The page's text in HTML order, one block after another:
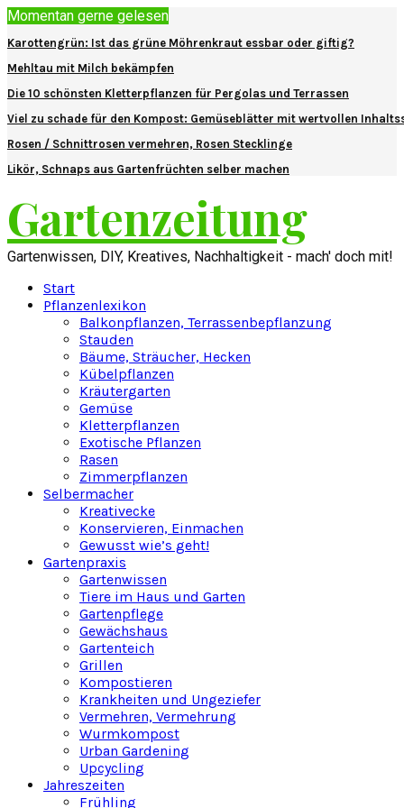
Momentan gerne gelesen
Karottengrün: Ist das grüne Möhrenkraut essbar oder giftig?
Mehltau mit Milch bekämpfen
Die 10 schönsten Kletterpflanzen für Pergolas und Terrassen
Viel zu schade für den Kompost: Gemüseblätter mit wertvollen
Rosen / Schnittrosen vermehren, Rosen Stecklinge
Likör, Schnaps aus Gartenfrüchten selber machen
Gartenzeitung
Gartenwissen, DIY, Kreatives, Nachhaltigkeit - mach' doch mit!
Start
Pflanzenlexikon
Balkonpflanzen, Terrassenbepflanzung
Stauden
Bäume, Sträucher, Hecken
Kübelpflanzen
Kräutergarten
Gemüse
Kletterpflanzen
Exotische Pflanzen
Rasen
Zimmerpflanzen
Selbermacher
Kreativecke
Konservieren, Einmachen
Gewusst wie’s geht!
Gartenpraxis
Gartenwissen
Tiere im Haus und Garten
Gartenpflege
Gewächshaus
Gartenteich
Grillen
Kompostieren
Krankheiten und Ungeziefer
Vermehren, Vermehrung
Wurmkompost
Urban Gardening
Upcycling
Jahreszeiten
Frühling